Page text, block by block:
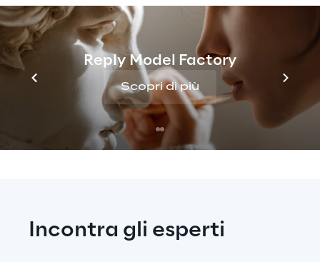
Reply Model Factory
Scopri di più
Reply presenterà presso il proprio booth
soluzioni e success story basate su casi reali.
Reply sarà inoltre presente a Parigi e Londra
con esperti Salesforce e MuleSoft,
disponibili per confrontarsi su Agentforce e
AI, oltre che su Salesforce, MuleSoft e
Incontra gli esperti